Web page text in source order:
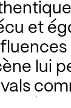
et
lui